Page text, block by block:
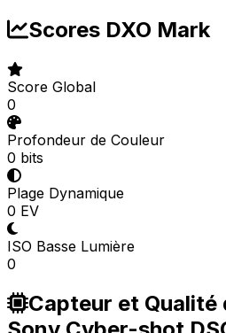
Scores DXO Mark
Score Global
0
Profondeur de Couleur
0 bits
Plage Dynamique
0 EV
ISO Basse Lumière
0
Capteur et Qualité